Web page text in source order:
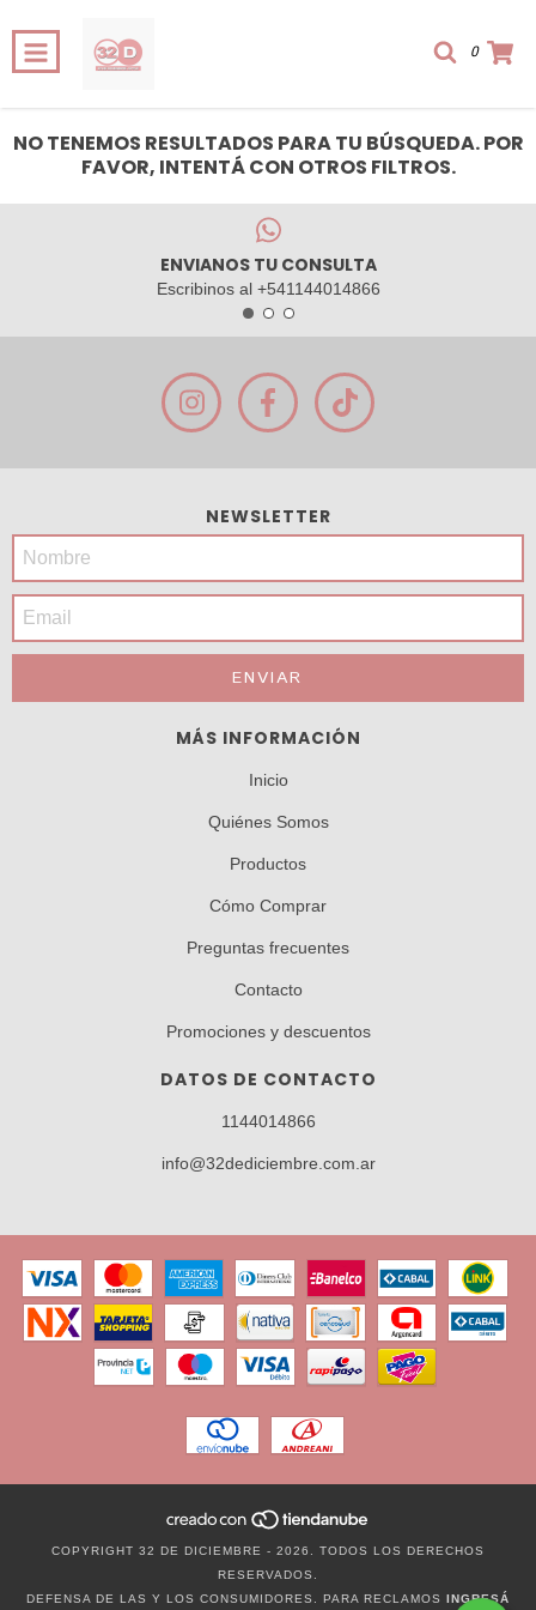
0
NO TENEMOS RESULTADOS PARA TU BÚSQUEDA. POR
FAVOR, INTENTÁ CON OTROS FILTROS.
ENVIANOS TU CONSULTA
Escribinos al +541144014866
NEWSLETTER
MÁS INFORMACIÓN
Inicio
Quiénes Somos
Productos
Cómo Comprar
Preguntas frecuentes
Contacto
Promociones y descuentos
DATOS DE CONTACTO
1144014866
info@32dediciembre.com.ar
COPYRIGHT 32 DE DICIEMBRE - 2026. TODOS LOS DERECHOS
RESERVADOS.
DEFENSA DE LAS Y LOS CONSUMIDORES. PARA RECLAMOS
INGRESÁ